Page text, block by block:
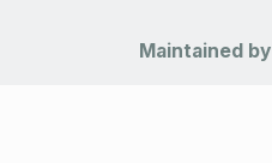
Maintained by